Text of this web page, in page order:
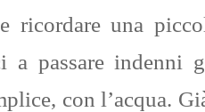
ricordare una
a passare indenni
con l’acqua.